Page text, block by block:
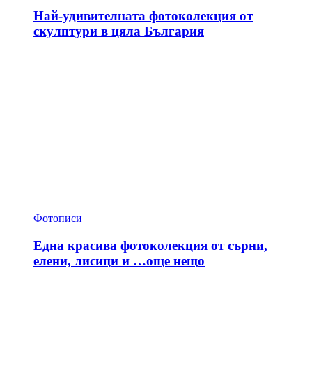
Най-удивителната фотоколекция от
скулптури в цяла България
Фотописи
Една красива фотоколекция от сърни,
елени, лисици и …още нещо